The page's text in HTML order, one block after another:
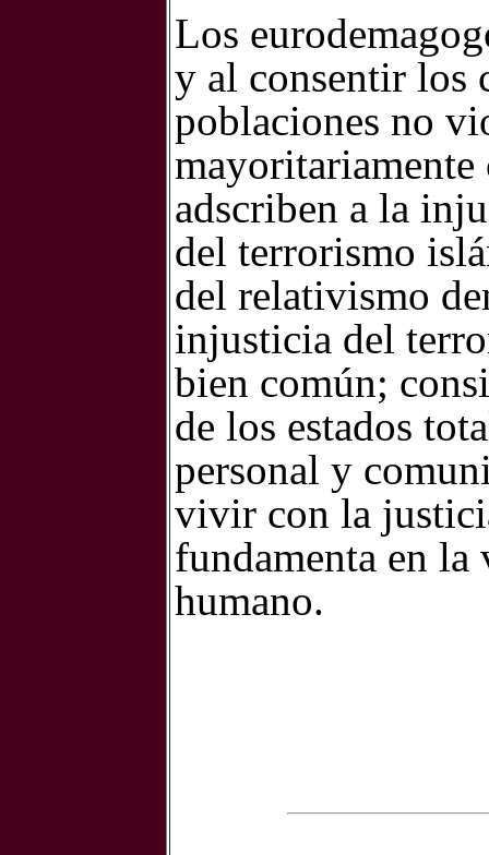
Los
y al consentir los
poblaciones no
adscriben a la
del terrorismo
del relativismo
injusticia del
bien común;
de los estados
personal y
vivir con la
fundamenta en la
humano.